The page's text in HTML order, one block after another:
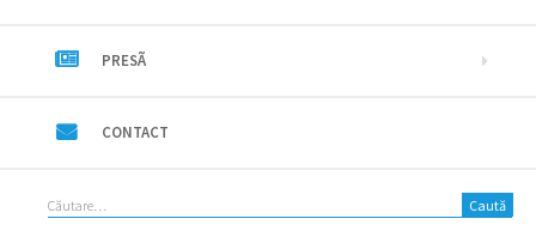
PRESÃ
CONTACT
Caută